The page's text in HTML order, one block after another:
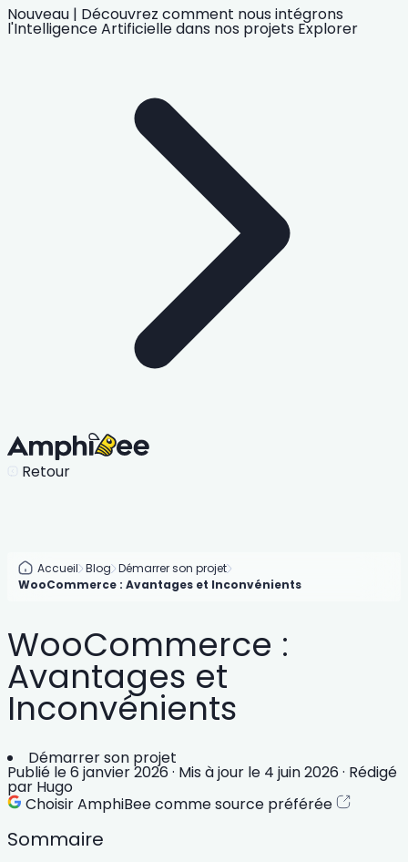
Nouveau | Découvrez comment nous intégrons
l'Intelligence Artificielledans nos projets Explorer
Retour
Accueil Blog Démarrer son projet
WooCommerce : Avantages et Inconvénients
WooCommerce :
Avantages et
Inconvénients
Démarrer son projet
Publié le6 janvier 2026 · Mis à jour le 4 juin 2026 · Rédigé
par Hugo
Choisir AmphiBee comme source préférée
Sommaire